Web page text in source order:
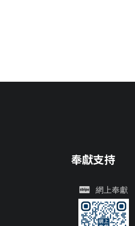
奉獻支持
網上奉獻